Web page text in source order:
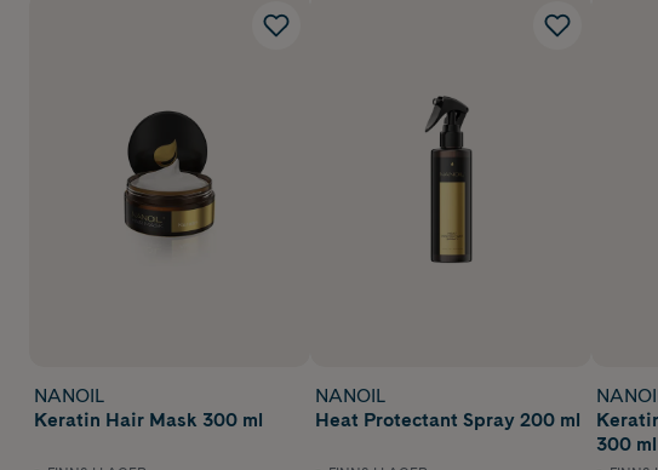
NANOIL
Keratin Hair Mask 300 ml
NANOIL
Heat Protectant Spray 200 ml
300 ml